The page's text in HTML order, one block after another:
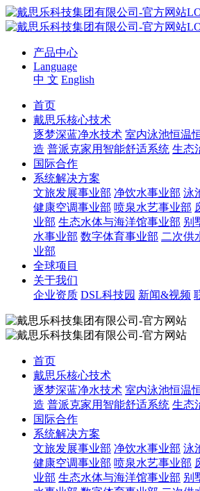
产品中心
Language
中 文 English
首页
戴思乐核心技术
逐梦深蓝净水技术 室内泳池恒温
造 普派克家用智能舒适系统 生态
国际合作
系统解决方案
文旅发展事业部 净饮水事业部 泳
健康空调事业部 喷泉水艺事业部
业部 生态水体与海洋馆事业部 别
水事业部 数字体育事业部 二次供
业部
全球项目
关于我们
企业资质 DSL科技园 新闻&视频
首页
戴思乐核心技术
逐梦深蓝净水技术 室内泳池恒温
造 普派克家用智能舒适系统 生态
国际合作
系统解决方案
文旅发展事业部 净饮水事业部 泳
健康空调事业部 喷泉水艺事业部
业部 生态水体与海洋馆事业部 别